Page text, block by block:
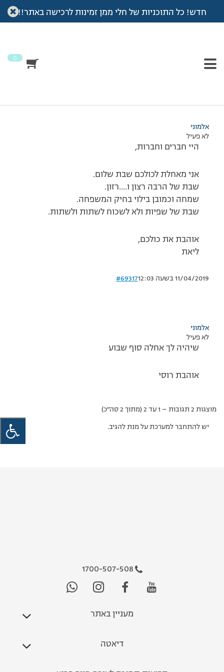
חדש! כל התוכניות של חלי ממן זמינות לרכישה באתר!!
0
עמוד הבית >דיונים>פורום >שבת שלום
מוצגות 2 תגובות – 1 עד 2 (מתוך 2 סה״כ)
אלמוני
לא פעיל
היי חברים וחברות,
אני מאחלת לכולכם שבת שלום.
שבת של הרבה רצון ו….רזון.
שמחה וכמובן בילוי בחיק המשפחה.
שבת של שפיות ולא לשכוח לשתות ולשתות.
אוהבת את כולכם,
ליאת
11/04/2019 בשעה 12:03 #69317
אלמוני
לא פעיל
שיהיה לך אחלה סוף שבוע
אוהבת רוסי
מוצגות 2 תגובות – 1 עד 2 (מתוך 2 סה״כ)
יש להתחבר למערכת על מנת להגיב.
1700-507-508
מעניין באתר
דיאטה